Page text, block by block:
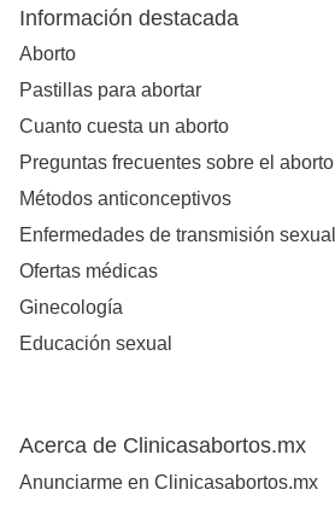
Información destacada
Aborto
Pastillas para abortar
Cuanto cuesta un aborto
Preguntas frecuentes sobre el aborto
Métodos anticonceptivos
Enfermedades de transmisión sexual
Ofertas médicas
Ginecología
Educación sexual
Acerca de Clinicasabortos.mx
Anunciarme en Clinicasabortos.mx